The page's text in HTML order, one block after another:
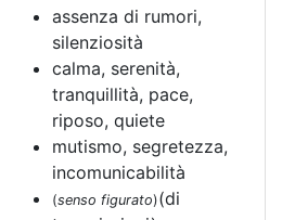
assenza di rumori,
silenziosità
calma, serenità,
tranquillità, pace,
riposo, quiete
mutismo, segretezza,
incomunicabilità
(senso figurato)(di